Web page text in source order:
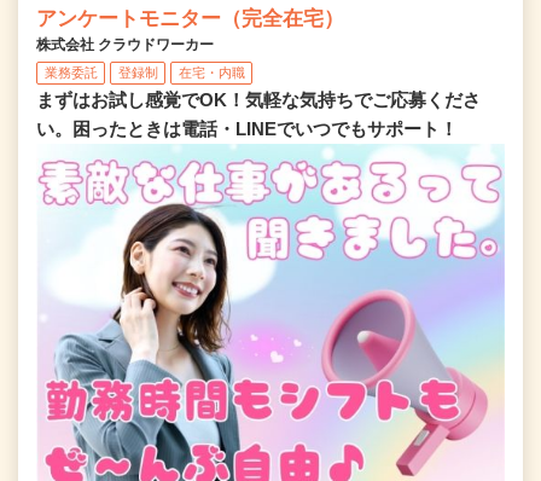
アンケートモニター（完全在宅）
株式会社 クラウドワーカー
業務委託 登録制 在宅・内職
まずはお試し感覚でOK！気軽な気持ちでご応募くださ
い。困ったときは電話・LINEでいつでもサポート！